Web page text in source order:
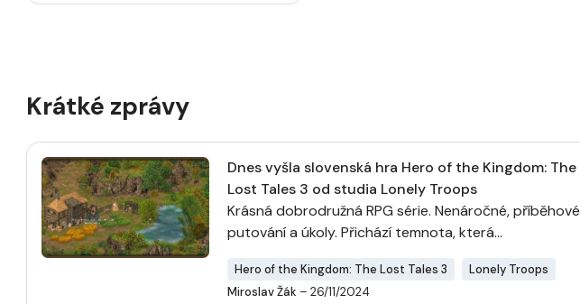
Krátké zprávy
Dnes vyšla slovenská hra Hero of the Kingdom: The
Lost Tales 3 od studia Lonely Troops
Krásná dobrodružná RPG série. Nenáročné, příběhové
putování a úkoly. Přichází temnota, která...
Hero of the Kingdom: The Lost Tales 3
Lonely Troops
Miroslav Žák – 26/11/2024